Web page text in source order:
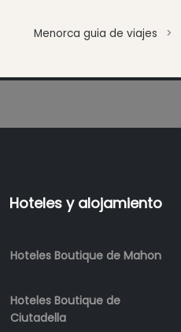
Clubs
Alquiler
de
Alquiler
kayaks
Alquiler
Menorca guia de viajes
Hoteles y alojamiento
Hoteles Boutique de Mahon
Hoteles Boutique de
Ciutadella